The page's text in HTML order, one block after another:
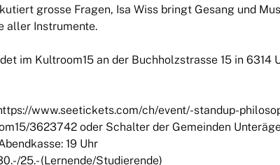
grosse Fragen, Isa Wiss bringt Gesang und
aller Instrumente.
im Kultroom15 an der Buchholzstrasse 15 in
www.seetickets.com/ch/event/-standup-
3623742 oder Schalter der Gemeinden
19 Uhr
25.- (Lernende/Studierende)